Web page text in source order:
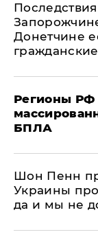
Донетчине
гражданские
Регионы РФ
БПЛА
Шон Пенн
Украины
да и мы не